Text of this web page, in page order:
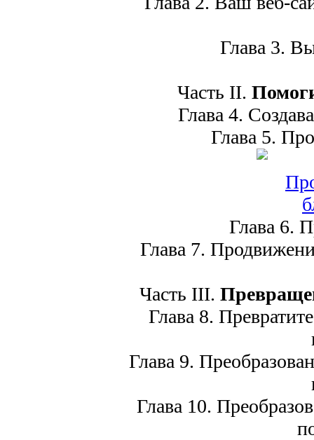
Глава 3.
Часть II.
Глава 4.
Глава 5.
Глава 6.
Глава 7.
Часть III.
Глава 8.
Глава 9.
Глава 10.